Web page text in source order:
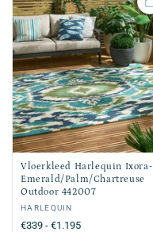
Vloerkleed Harlequin Ixora-
Emerald/Palm/Chartreuse
Outdoor 442007
Verkoper:
HARLEQUIN
Normale
€339 - €1.195